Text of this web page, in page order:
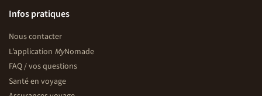
Infos pratiques
Nous contacter
L’application MyNomade
FAQ / vos questions
Santé en voyage